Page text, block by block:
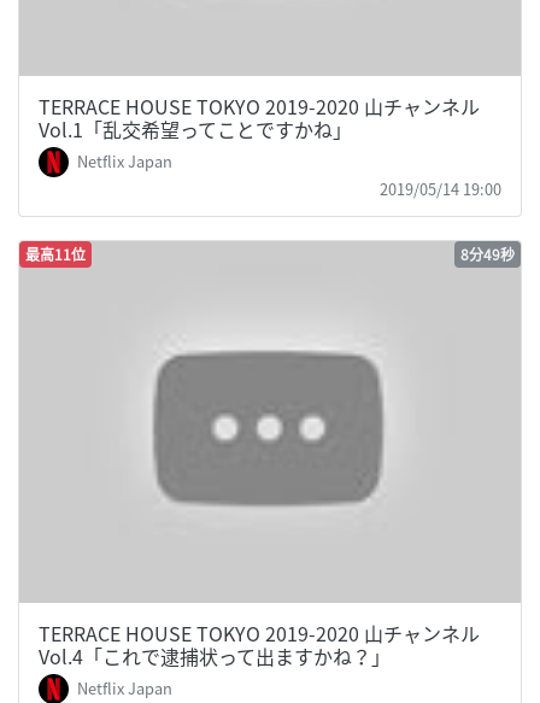
TERRACE HOUSE TOKYO 2019-2020 山チャンネル
Vol.1「乱交希望ってことですかね」
Netflix Japan
2019/05/14 19:00
最高11位 8分49秒
TERRACE HOUSE TOKYO 2019-2020 山チャンネル
Vol.4「これで逮捕状って出ますかね？」
Netflix Japan